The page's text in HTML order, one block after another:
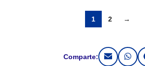
1 2 →
Comparte: